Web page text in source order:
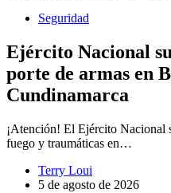
Seguridad
Ejército Nacional
porte de armas en
Cundinamarca
¡Atención! El Ejército Nacional
fuego y traumáticas en…
Terry Loui
5 de agosto de 2026